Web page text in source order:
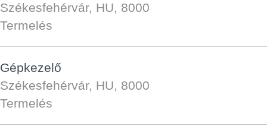
Székesfehérvár, HU, 8000
Termelés
Gépkezelő
Székesfehérvár, HU, 8000
Termelés